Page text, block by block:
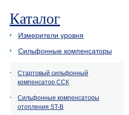
Каталог
Измерители уровня
Сильфонные компенсаторы
Стартовый сильфонный
компенсатор ССК
Сильфонные компенсаторы
отопления ST-B